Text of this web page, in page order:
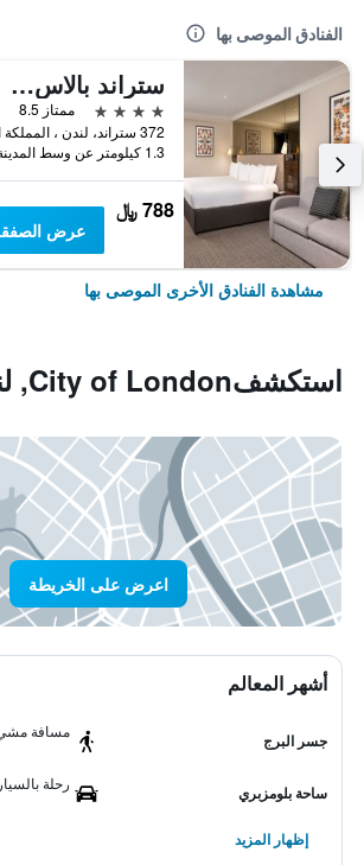
الفنادق الموصى بها
ستراند بالاس هوتل
4 نجوم
ممتاز 8.5
1.3 كيلومتر عن وسط المدينة
788 ﷼
عرض
مشاهدة الفنادق الأخرى الموصى بها
استكشفCity of London, لندن
اعرض على الخريطة
أشهر المعالم
جسر البرج
مسافة مشي إلى 12
ساحة بلومزبري
رحلة بالسيارة إلى
إظهار المزيد